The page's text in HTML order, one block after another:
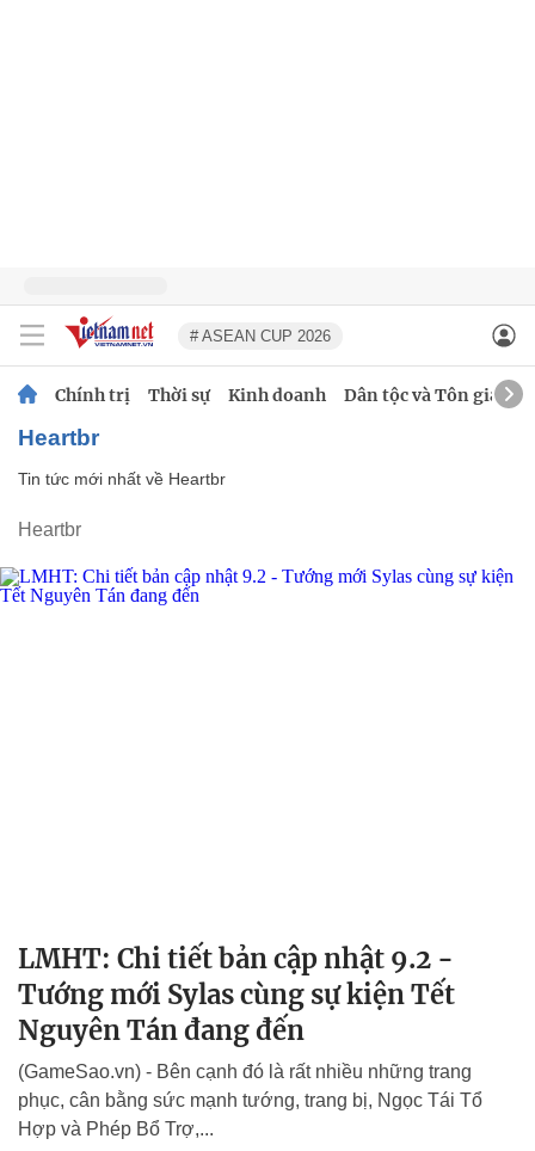
# ASEAN CUP 2026
Chính trị Thời sự Kinh doanh Dân tộc và Tôn giáo
Heartbr
Tin tức mới nhất về Heartbr
Heartbr
LMHT: Chi tiết bản cập nhật 9.2 -
Tướng mới Sylas cùng sự kiện Tết
Nguyên Tán đang đến
(GameSao.vn) - Bên cạnh đó là rất nhiều những trang
phục, cân bằng sức mạnh tướng, trang bị, Ngọc Tái Tổ
Hợp và Phép Bổ Trợ,...